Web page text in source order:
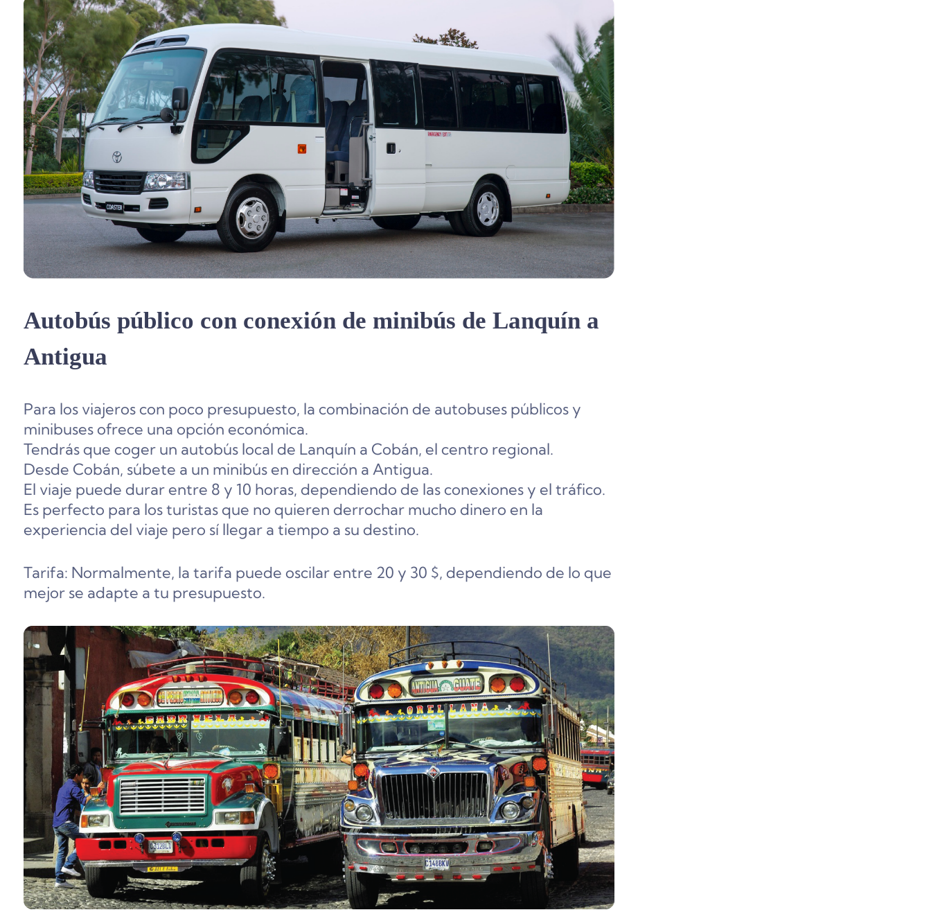
Autobús público con conexión de minibús de Lanquín a
Antigua
Para los viajeros con poco presupuesto, la combinación de autobuses públicos y
minibuses ofrece una opción económica.
Tendrás que coger un autobús local de Lanquín a Cobán, el centro regional.
Desde Cobán, súbete a un minibús en dirección a Antigua.
El viaje puede durar entre 8 y 10 horas, dependiendo de las conexiones y el tráfico.
Es perfecto para los turistas que no quieren derrochar mucho dinero en la
experiencia del viaje pero sí llegar a tiempo a su destino.
Tarifa: Normalmente, la tarifa puede oscilar entre 20 y 30 $, dependiendo de lo que
mejor se adapte a tu presupuesto.